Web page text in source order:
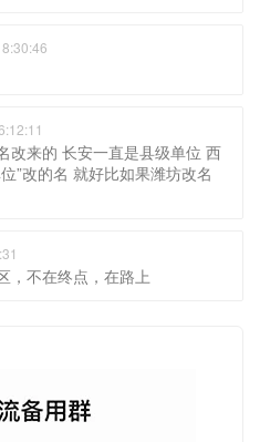
改来的 长安一直是县级单位 西
”改的名 就好比如果潍坊改名
，不在终点，在路上